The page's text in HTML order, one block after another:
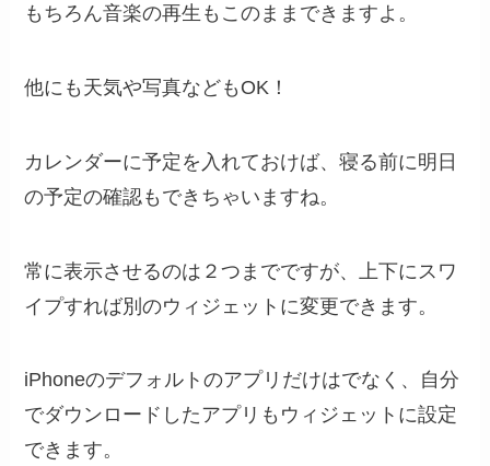
もちろん音楽の再生もこのままできますよ。
他にも天気や写真などもOK！
カレンダーに予定を入れておけば、寝る前に明日
の予定の確認もできちゃいますね。
常に表示させるのは２つまでですが、上下にスワ
イプすれば別のウィジェットに変更できます。
iPhoneのデフォルトのアプリだけはでなく、自分
でダウンロードしたアプリもウィジェットに設定
できます。